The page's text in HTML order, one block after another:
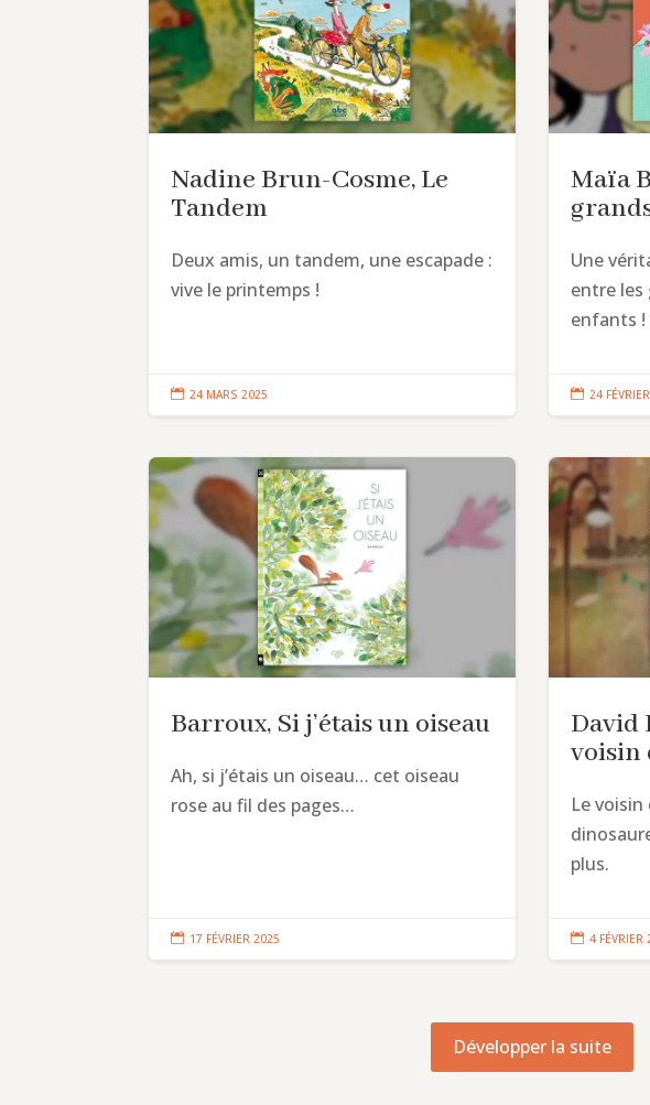
Nadine Brun-Cosme, Le
Tandem
Deux amis, un tandem, une escapade :
vive le printemps !
 24 MARS 2025
Maïa
Une
entre les
enfants !
 24
Barroux, Si j’étais un oiseau
Ah, si j’étais un oiseau… cet oiseau
rose au fil des pages…
 17 FÉVRIER 2025
David
voisin
Le voisin
plus.
 4 FÉVRIER
Développer la suite